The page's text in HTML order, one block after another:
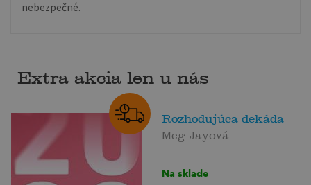
nebezpečné.
Extra akcia len u nás
Rozhodujúca dekáda
Meg Jayová
Na sklade